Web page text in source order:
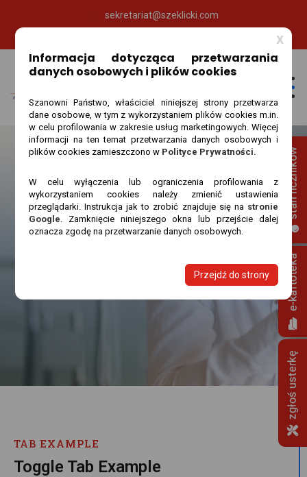
sekretariat@szeklicki.com
RS Tab
TAB EXAMPLE
Toggle Tab Example
Informacja dotycząca przetwarzania
danych osobowych i plików cookies
Szanowni Państwo, właściciel niniejszej strony przetwarza
dane osobowe, w tym z wykorzystaniem plików cookies m.in.
w celu profilowania w zakresie usług marketingowych. Więcej
informacji na ten temat przetwarzania danych osobowych i
plików cookies zamieszczono w Polityce Prywatności.
W celu wyłączenia lub ograniczenia profilowania z
wykorzystaniem cookies należy zmienić ustawienia
przeglądarki. Instrukcja jak to zrobić znajduje się na stronie
Google. Zamknięcie niniejszego okna lub przejście dalej
oznacza zgodę na przetwarzanie danych osobowych.
Przejdź do strony
x